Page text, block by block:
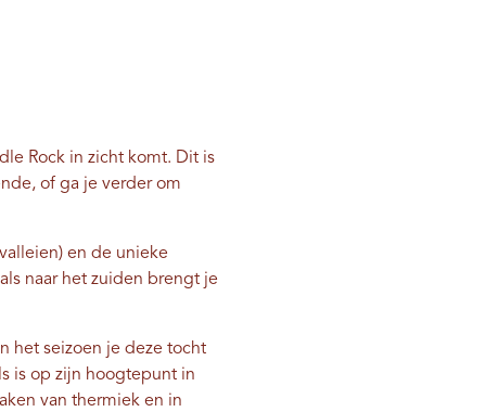
Rock in zicht komt. Dit is
of ga je verder om
en de unieke
naar het zuiden brengt je
het seizoen je deze tocht
is op zijn hoogtepunt in
van thermiek en in